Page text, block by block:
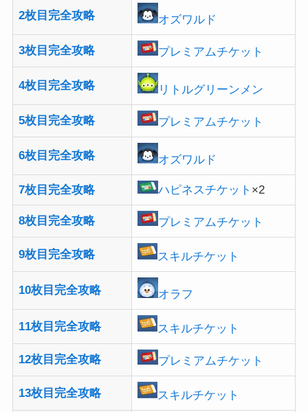
2枚目完全攻略 オズワルド
3枚目完全攻略 プレミアムチケット
4枚目完全攻略 リトルグリーンメン
5枚目完全攻略 プレミアムチケット
6枚目完全攻略 オズワルド
7枚目完全攻略 ハピネスチケット ×2
8枚目完全攻略 プレミアムチケット
9枚目完全攻略 スキルチケット
10枚目完全攻略 オラフ
11枚目完全攻略 スキルチケット
12枚目完全攻略 プレミアムチケット
13枚目完全攻略 スキルチケット